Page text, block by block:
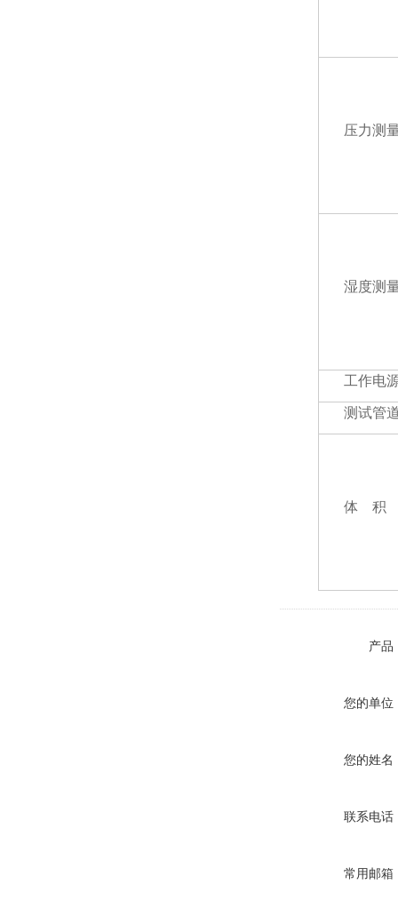
压力测
湿度测
工作电
测试管
体 积
产品
您的单位
您的姓名
联系电话
常用邮箱